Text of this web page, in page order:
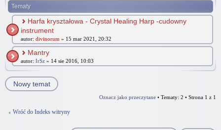
Tematy
Harfa kryształowa - Crystal Healing Harp -cudowny
instrument
autor: divinorum » 15 mar 2021, 20:32
Mantry
autor: IrSz » 14 sie 2016, 10:03
Nowy temat
Oznacz jako przeczytane • Tematy: 2 • Strona 1 z 1
Wróć do Indeks witryny